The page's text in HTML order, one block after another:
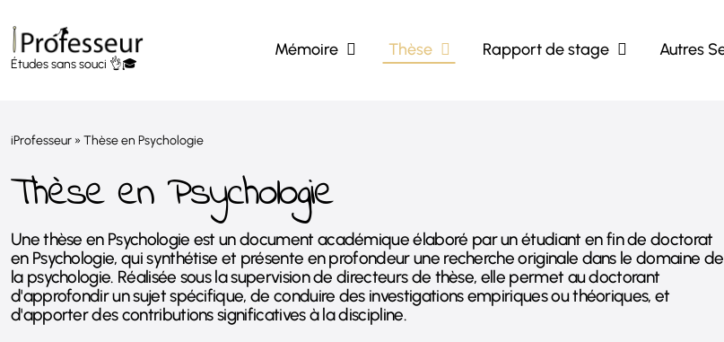
au
contenu
Études sans souci 👌🎓
Mémoire Thèse Rapport de stage Autres
iProfesseur» Thèse en Psychologie
Thèse en Psychologie
Une thèse en Psychologie est un document académique élaboré par un étudiant en fin de doctorat
en Psychologie, qui synthétise et présente en profondeur une recherche originale dans le domaine de
la psychologie. Réalisée sous la supervision de directeurs de thèse, elle permet au doctorant
d'approfondir un sujet spécifique, de conduire des investigations empiriques ou théoriques, et
d'apporter des contributions significatives à la discipline.